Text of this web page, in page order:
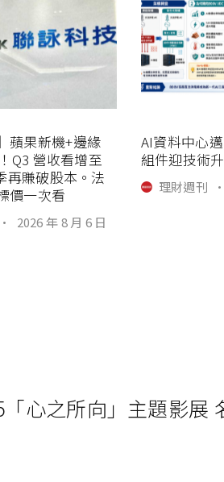
蘋果新機+邊緣
Q3 營收看增至
再賺破股本。法
價一次看
· 2026 年 8 月 6 日
AI資料中心
組件迎技術
理財週刊 ·
「心之所向」主題影展